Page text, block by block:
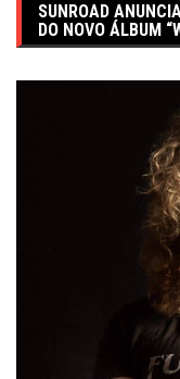
SUNROAD
DO NOVO ÁLBUM